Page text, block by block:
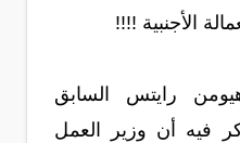
الأجنبية !!!!
رايتس السابق
يوليو 2004: ذكر فيه أن وزير العمل